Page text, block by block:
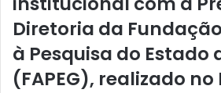
Diretoria da
à Pesquisa do Estado
(FAPEG), realizado no